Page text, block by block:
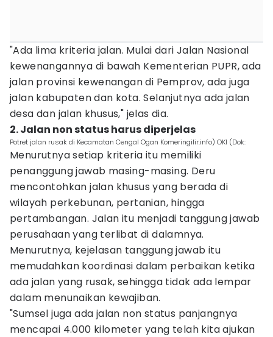
"Ada lima kriteria jalan. Mulai dari Jalan Nasional
kewenangannya di bawah Kementerian PUPR, ada
jalan provinsi kewenangan di Pemprov, ada juga
jalan kabupaten dan kota. Selanjutnya ada jalan
desa dan jalan khusus," jelas dia.
2. Jalan non status harus diperjelas
Potret jalan rusak di Kecamatan Cengal Ogan Komeringilir.info) OKI (Dok:
Menurutnya setiap kriteria itu memiliki
penanggung jawab masing-masing. Deru
mencontohkan jalan khusus yang berada di
wilayah perkebunan, pertanian, hingga
pertambangan. Jalan itu menjadi tanggung jawab
perusahaan yang terlibat di dalamnya.
Menurutnya, kejelasan tanggung jawab itu
memudahkan koordinasi dalam perbaikan ketika
ada jalan yang rusak, sehingga tidak ada lempar
dalam menunaikan kewajiban.
"Sumsel juga ada jalan non status panjangnya
mencapai 4.000 kilometer yang telah kita ajukan